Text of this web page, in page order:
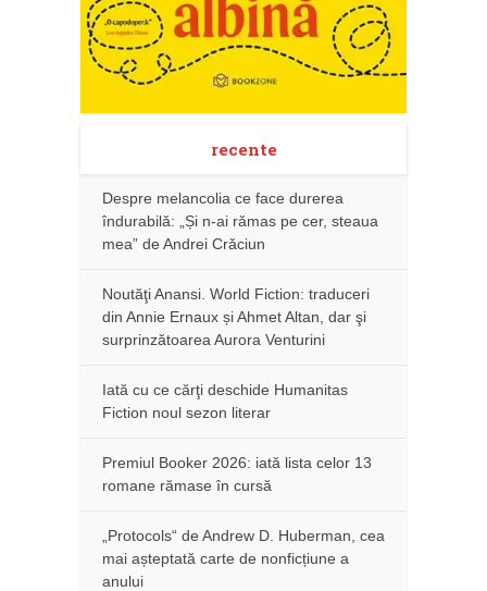
recente
Despre melancolia ce face durerea
îndurabilă: „Și n-ai rămas pe cer, steaua
mea” de Andrei Crăciun
Noutăţi Anansi. World Fiction: traduceri
din Annie Ernaux și Ahmet Altan, dar şi
surprinzătoarea Aurora Venturini
Iată cu ce cărţi deschide Humanitas
Fiction noul sezon literar
Premiul Booker 2026: iată lista celor 13
romane rămase în cursă
„Protocols“ de Andrew D. Huberman, cea
mai așteptată carte de nonficțiune a
anului